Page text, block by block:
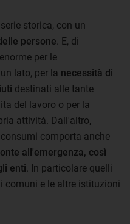
storica, con un
persone. E, di
per le
lato, per la necessità di
destinati alle tante
del lavoro o per la
attività. Dall'altro,
comporta anche
all'emergenza, così
enti. In particolare quelli
comuni e le altre istituzioni